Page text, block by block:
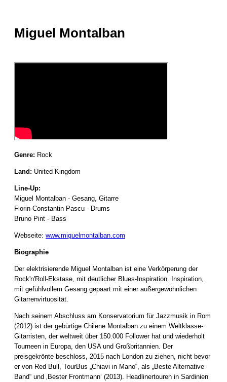
Miguel Montalban
Genre: Rock
Land: United Kingdom
Line-Up:
Miguel Montalban - Gesang, Gitarre
Florin-Constantin Pascu - Drums
Bruno Pint - Bass
Webseite: www.miguelmontalban.com
Biographie
Der elektrisierende Miguel Montalban ist eine Verkörperung der
Rock'n'Roll-Ekstase, mit deutlicher Blues-Inspiration. Inspiration,
mit gefühlvollem Gesang gepaart mit einer außergewöhnlichen
Gitarrenvirtuosität.
Nach seinem Abschluss am Konservatorium für Jazzmusik in Rom
(2012) ist der gebürtige Chilene Montalban zu einem Weltklasse-
Gitarristen, der weltweit über 150.000 Follower hat und wiederholt
Tourneen in Europa, den USA und Großbritannien. Der
preisgekrönte beschloss, 2015 nach London zu ziehen, nicht bevor
er von Red Bull, TourBus „Chiavi in Mano“, als „Beste Alternative
Band“ und ‚Bester Frontmann‘ (2013). Headlinertouren in Sardinien